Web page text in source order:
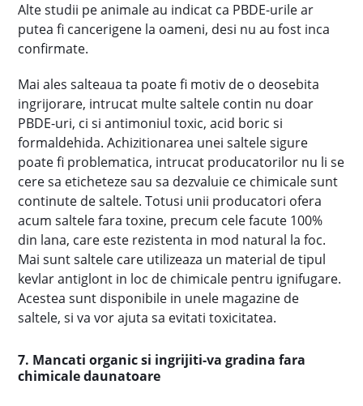
Alte studii pe animale au indicat ca PBDE-urile ar
putea fi cancerigene la oameni, desi nu au fost inca
confirmate.
Mai ales salteaua ta poate fi motiv de o deosebita
ingrijorare, intrucat multe saltele contin nu doar
PBDE-uri, ci si antimoniul toxic, acid boric si
formaldehida. Achizitionarea unei saltele sigure
poate fi problematica, intrucat producatorilor nu li se
cere sa eticheteze sau sa dezvaluie ce chimicale sunt
continute de saltele. Totusi unii producatori ofera
acum saltele fara toxine, precum cele facute 100%
din lana, care este rezistenta in mod natural la foc.
Mai sunt saltele care utilizeaza un material de tipul
kevlar antiglont in loc de chimicale pentru ignifugare.
Acestea sunt disponibile in unele magazine de
saltele, si va vor ajuta sa evitati toxicitatea.
7. Mancati organic si ingrijiti-va gradina fara
chimicale daunatoare